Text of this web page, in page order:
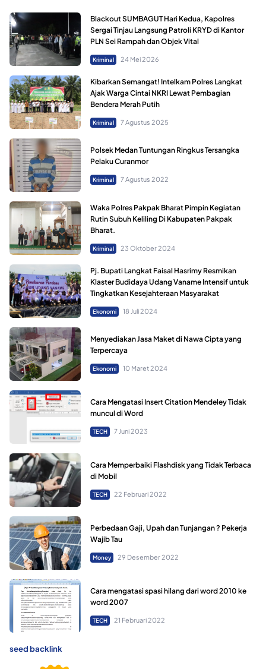
Blackout SUMBAGUT Hari Kedua, Kapolres
Sergai Tinjau Langsung Patroli KRYD di Kantor
PLN Sei Rampah dan Objek Vital
Kriminal 24 Mei 2026
Kibarkan Semangat! Intelkam Polres Langkat
Ajak Warga Cintai NKRI Lewat Pembagian
Bendera Merah Putih
Kriminal 7 Agustus 2025
Polsek Medan Tuntungan Ringkus Tersangka
Pelaku Curanmor
Kriminal 7 Agustus 2022
Waka Polres Pakpak Bharat Pimpin Kegiatan
Rutin Subuh Keliling Di Kabupaten Pakpak
Bharat.
Kriminal 23 Oktober 2024
Pj. Bupati Langkat Faisal Hasrimy Resmikan
Klaster Budidaya Udang Vaname Intensif untuk
Tingkatkan Kesejahteraan Masyarakat
Ekonomi 18 Juli 2024
Menyediakan Jasa Maket di Nawa Cipta yang
Terpercaya
Ekonomi 10 Maret 2024
Cara Mengatasi Insert Citation Mendeley Tidak
muncul di Word
TECH 7 Juni 2023
Cara Memperbaiki Flashdisk yang Tidak Terbaca
di Mobil
TECH 22 Februari 2022
Perbedaan Gaji, Upah dan Tunjangan ? Pekerja
Wajib Tau
Money 29 Desember 2022
Cara mengatasi spasi hilang dari word 2010 ke
word 2007
TECH 21 Februari 2022
seed backlink